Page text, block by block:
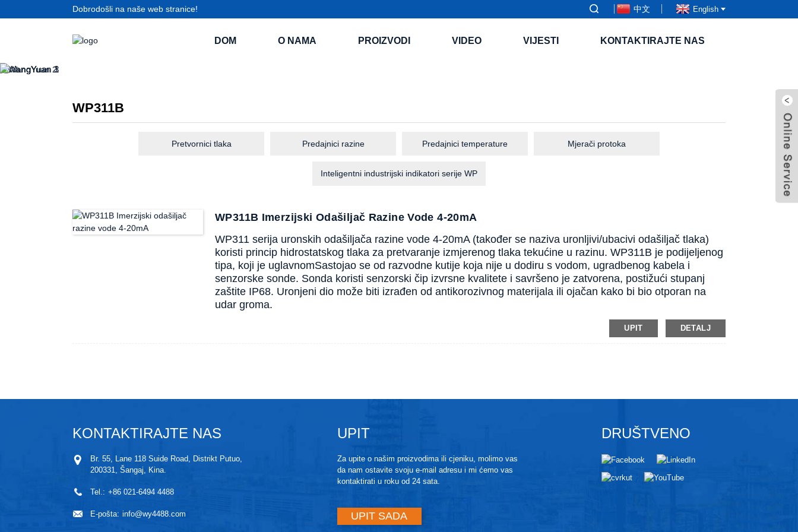
Dobrodošli na naše web stranice! 中文 English
DOM O NAMA PROIZVODI VIDEO VIJESTI KONTAKTIRAJTE NAS
WP311B
Pretvornici tlaka Predajnici razine Predajnici temperature Mjerači protoka
Inteligentni industrijski indikatori serije WP
WP311B Imerzijski Odašiljač Razine Vode 4-20mA
WP311 serija uronskih odašiljača razine vode 4-20mA (također se naziva uronljivi/ubacivi odašiljač tlaka)
koristi princip hidrostatskog tlaka za pretvaranje izmjerenog tlaka tekućine u razinu. WP311B je podijeljenog
tipa, koji je uglavnomSastojao se od razvodne kutije koja nije u dodiru s vodom, ugradbenog kabela i
senzorske sonde. Sonda koristi senzorski čip izvrsne kvalitete i savršeno je zatvorena, postižući stupanj
zaštite IP68. Uronjeni dio može biti izrađen od antikorozivnog materijala ili ojačan kako bi bio otporan na
udar groma.
UPIT DETALJ
KONTAKTIRAJTE NAS
Br. 55, Lane 118 Suide Road, Distrikt Putuo,
200331, Šangaj, Kina.
Tel.: +86 021-6494 4488
E-pošta: info@wy4488.com
UPIT
Za upite o našim proizvodima ili cjeniku, molimo vas
da nam ostavite svoju e-mail adresu i mi ćemo vas
kontaktirati u roku od 24 sata.
UPIT SADA
DRUŠTVENO